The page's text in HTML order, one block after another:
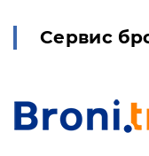
Сервис